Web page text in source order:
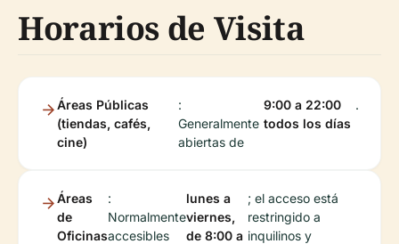
Horarios de Visita
Áreas Públicas
(tiendas, cafés,
cine)
:
Generalmente
abiertas de
9:00 a 22:00
todos los días
.
Áreas
de
Oficinas
:
Normalmente
accesibles
lunes a
viernes,
de 8:00 a
; el acceso está
restringido a
inquilinos y